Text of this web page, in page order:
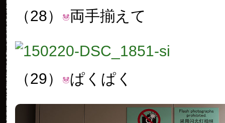
（28） 両手揃えて
（29） ぱくぱく